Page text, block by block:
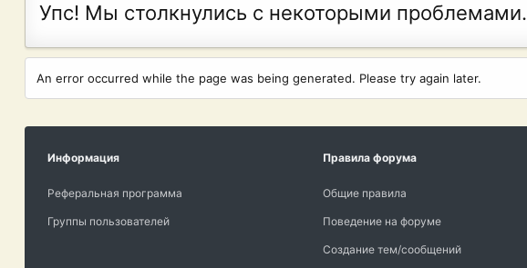
Упс! Мы столкнулись с некоторыми проблемами.
An error occurred while the page was being generated. Please try again later.
Информация
Реферальная программа
Группы пользователей
Правила форума
Общие правила
Поведение на форуме
Создание тем/сообщений